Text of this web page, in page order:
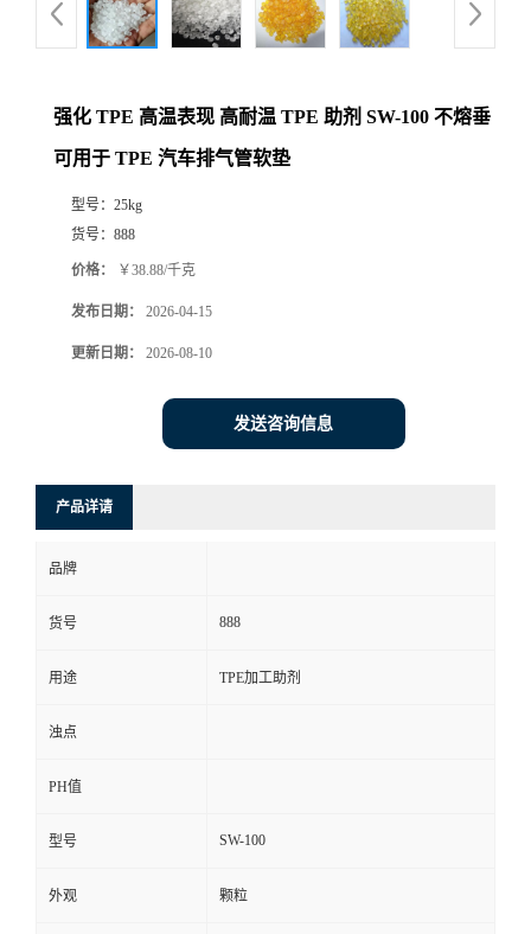
强化 TPE 高温表现 高耐温 TPE 助剂 SW-100 不熔垂
可用于 TPE 汽车排气管软垫
型号： 25kg
货号： 888
价格： ￥38.88/千克
发布日期： 2026-04-15
更新日期： 2026-08-10
发送咨询信息
产品详请
品牌
货号 888
用途 TPE加工助剂
浊点
PH值
型号 SW-100
外观 颗粒